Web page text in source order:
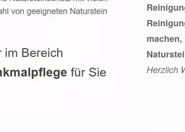
Herzlich